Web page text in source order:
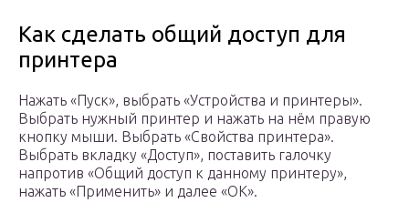
Как сделать общий доступ для
принтера
Нажать «Пуск», выбрать «Устройства и принтеры».
Выбрать нужный принтер и нажать на нём правую
кнопку мыши. Выбрать «Свойства принтера».
Выбрать вкладку «Доступ», поставить галочку
напротив «Общий доступ к данному принтеру»,
нажать «Применить» и далее «ОК».